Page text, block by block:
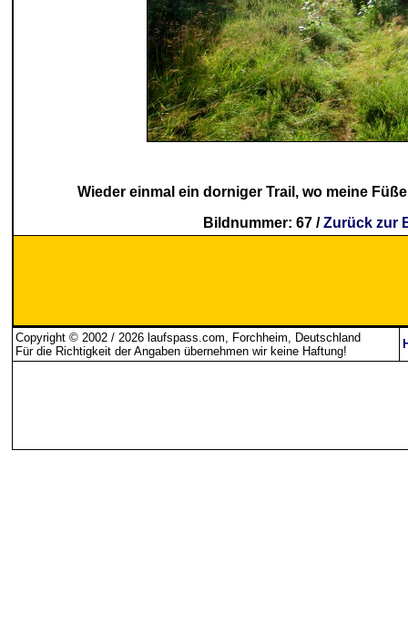
Wieder einmal ein dorniger Trail, wo meine
Bildnummer: 67 /Zurück zur
Copyright © 2002 / 2026 laufspass.com, Forchheim, Deutschland
Für die Richtigkeit der Angaben übernehmen wir keine Haftung!